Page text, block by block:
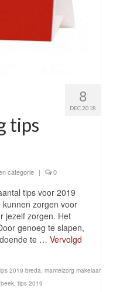
8
DEC 2018
tips
categorie | 0
tips voor 2019
zorgen voor
jezelf zorgen. Het
genoeg te slapen,
te … Vervolgd
2019 breda, mantelzorg makelaar
, tips 2019